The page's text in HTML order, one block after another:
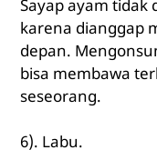
Sayap ayam tidak
karena dianggap
depan.
bisa membawa
seseorang.
6). Labu.